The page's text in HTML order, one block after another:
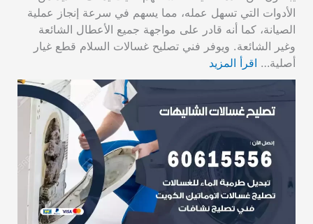
الأدوات التي تسهل عمله، مما يسهم في سرعة إنجاز عملية
الصيانة، كما أنه قادر على مواجهة جميع الأعطال الشائعة
وغير الشائعة. ويوفر فني تصليح غسالات السلام قطع غيار
أصلية… اقرأ المزيد